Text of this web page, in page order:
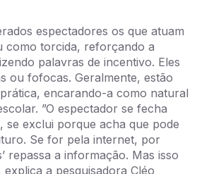
espectadores os que atuam
como torcida, reforçando a
palavras de incentivo. Eles
ou fofocas. Geralmente, estão
encarando-a como natural
”O espectador se fecha
se exclui porque acha que pode
Se for pela internet, por
repassa a informação. Mas isso
a pesquisadora Cléo